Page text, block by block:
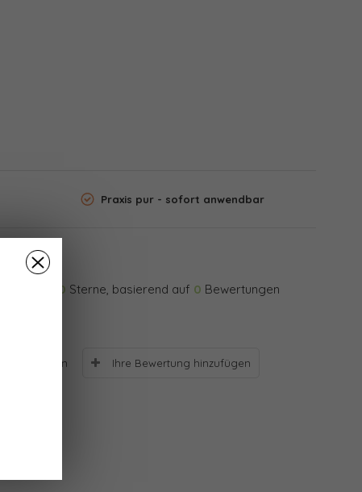
Praxis pur - sofort anwendbar
0 Sterne, basierend auf 0 Bewertungen
Bewertungen Ihre Bewertung hinzufügen